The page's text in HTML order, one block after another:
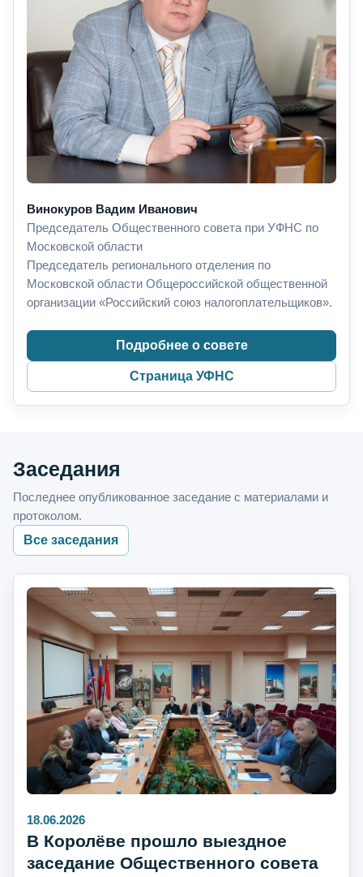
Винокуров Вадим Иванович
Председатель Общественного совета при УФНС по
Московской области
Председатель регионального отделения по
Московской области Общероссийской общественной
организации «Российский союз налогоплательщиков».
Подробнее о совете
Страница УФНС
Заседания
Последнее опубликованное заседание с материалами и
протоколом.
Все заседания
18.06.2026
В Королёве прошло выездное
заседание Общественного совета